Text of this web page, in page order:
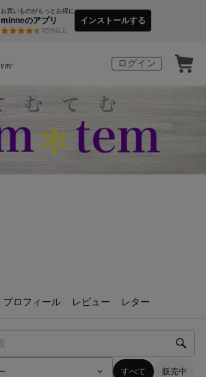
お買いものがもっとお得に
minneのアプリ
3万件以上
インストールする
ログイン
プロフィール レビュー レター
すべて 販売中